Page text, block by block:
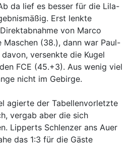
da lief es besser für die Lila-
Erst lenkte
von Marco
(38.), dann war Paul-
versenkte die Kugel
FCE (45.+3). Aus wenig viel
nicht im Gebirge.
agierte der Tabellenvorletzte
vergab aber die sich
Lipperts Schlenzer ans Auer
das 1:3 für die Gäste